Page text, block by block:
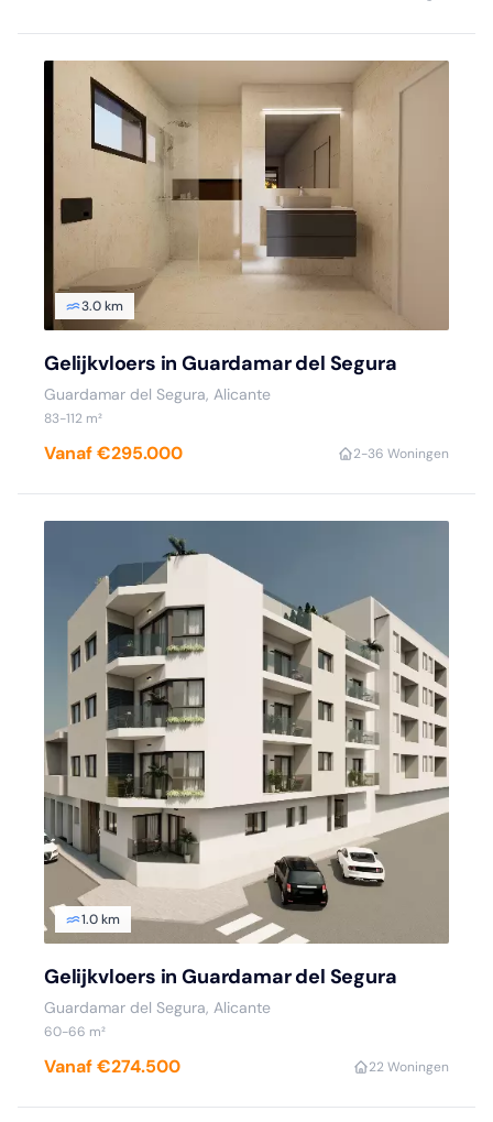
3.0 km
Gelijkvloers in Guardamar del Segura
Guardamar del Segura, Alicante
83-112 m²
Vanaf €295.000 2-36 Woningen
1.0 km
Gelijkvloers in Guardamar del Segura
Guardamar del Segura, Alicante
60-66 m²
Vanaf €274.500 22 Woningen